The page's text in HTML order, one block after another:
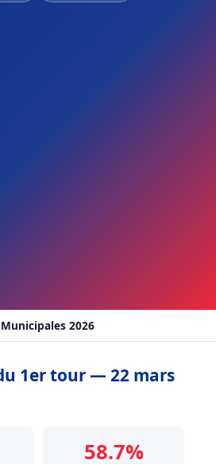
Municipales 2026
1er tour — 22 mars
58.7%